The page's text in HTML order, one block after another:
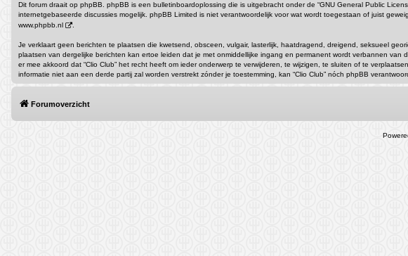
Dit forum draait op phpBB. phpBB is een bulletinboardoplossing die is uitgebracht onder de “GNU General Public
internetgebaseerde discussies mogelijk. phpBB Limited is niet verantwoordelijk voor wat wordt toegestaan of juist
www.phpbb.nl
Je verklaart geen berichten te plaatsen die kwetsend, obsceen, vulgair, lasterlijk, haatdragend, dreigend, seksueel
plaatsen van dergelijke berichten kan ertoe leiden dat je met onmiddellijke ingang en permanent wordt verbannen
er mee akkoord dat “Clio Club” het recht heeft om ieder onderwerp te verwijderen, te wijzigen, te sluiten of te
informatie niet aan een derde partij zal worden verstrekt zónder je toestemming, kan “Clio Club” nóch phpBB
Forumoverzicht